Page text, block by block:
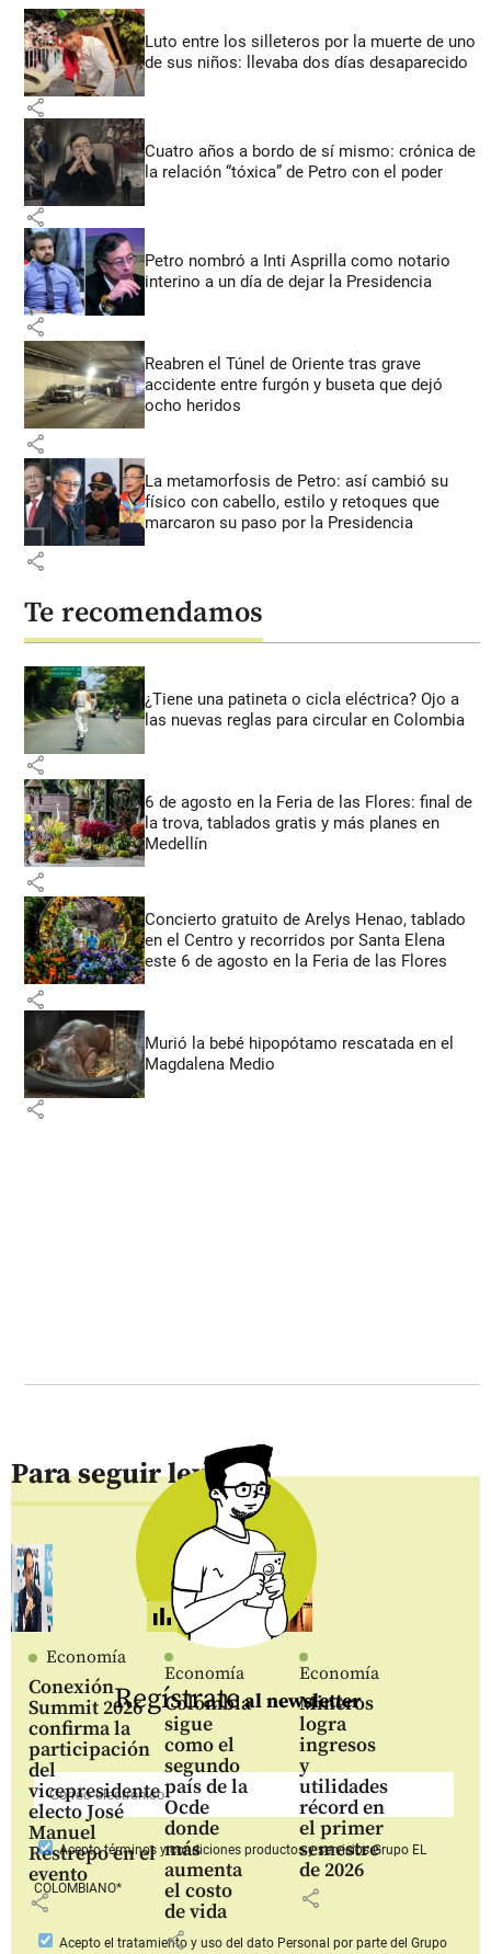
Luto entre los silleteros por la muerte de uno
de sus niños: llevaba dos días desaparecido
share
Cuatro años a bordo de sí mismo: crónica de
la relación “tóxica” de Petro con el poder
share
Petro nombró a Inti Asprilla como notario
interino a un día de dejar la Presidencia
share
Reabren el Túnel de Oriente tras grave
accidente entre furgón y buseta que dejó
ocho heridos
share
La metamorfosis de Petro: así cambió su
físico con cabello, estilo y retoques que
marcaron su paso por la Presidencia
share
Te recomendamos
¿Tiene una patineta o cicla eléctrica? Ojo a
las nuevas reglas para circular en Colombia
share
6 de agosto en la Feria de las Flores: final de
la trova, tablados gratis y más planes en
Medellín
share
Concierto gratuito de Arelys Henao, tablado
en el Centro y recorridos por Santa Elena
este 6 de agosto en la Feria de las Flores
share
Murió la bebé hipopótamo rescatada en el
Magdalena Medio
share
Para seguir leyendo
Economía
Conexión
Summit 2026
confirma la
participación
del
vicepresidente
electo José
Manuel
Restrepo en el
evento
share
Economía
Colombia
sigue
como el
segundo
país de la
Ocde
donde
más
aumenta
el costo
de vida
share
Economía
Mineros
logra
ingresos
y
utilidades
récord en
el primer
semestre
de 2026
share
Regístrateal newsletter
Aceptotérminos y condiciones productos y serviciosGrupo EL
COLOMBIANO*
Acepto el tratamiento y uso del dato Personal por parte del Grupo